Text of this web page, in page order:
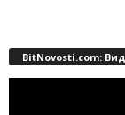
BitNovosti.com: